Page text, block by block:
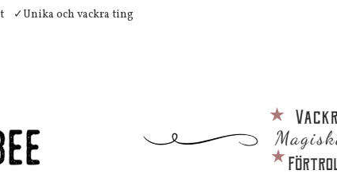
✓Unika och vackra ting